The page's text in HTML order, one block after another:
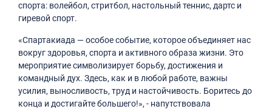
спорта: волейбол, стритбол, настольный теннис, дартс и
гиревой спорт.
«Спартакиада — особое событие, которое объединяет нас
вокруг здоровья, спорта и активного образа жизни. Это
мероприятие символизирует борьбу, достижения и
командный дух. Здесь, как и в любой работе, важны
усилия, выносливость, труд и настойчивость. Боритесь до
конца и достигайте большего!», - напутствовала